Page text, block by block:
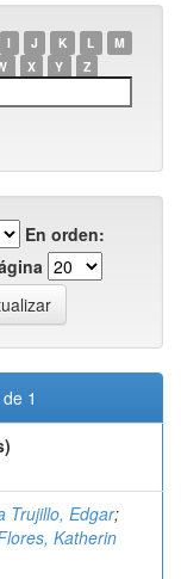
I J K L
M
X Y Z
En orden:
1
Trujillo, Edgar;
Katherin